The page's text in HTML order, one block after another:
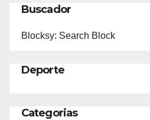
Buscador
Blocksy: Search Block
Deporte
Categorias